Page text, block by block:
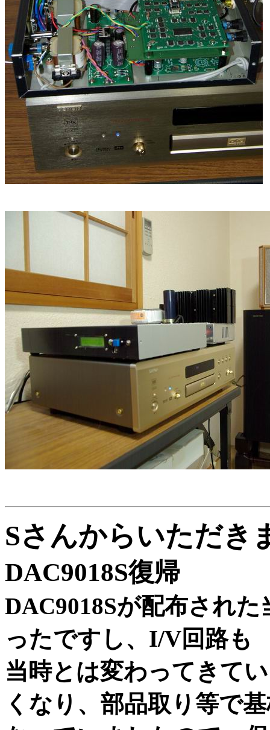
Sさんからいただき
DAC9018S復帰
DAC9018Sが配布され
ったですし、I/V回路も
当時とは変わってきて
くなり、部品取り等で